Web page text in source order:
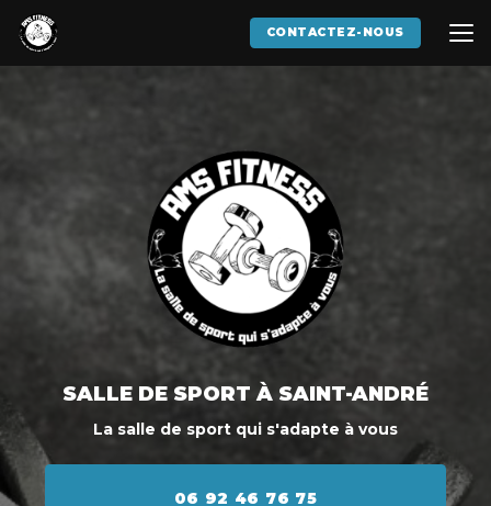
contenu
CONTACTEZ-NOUS
SALLE DE SPORTÀ SAINT-ANDRÉ
La salle de sport qui s'adapte à vous
06 92 46 76 75